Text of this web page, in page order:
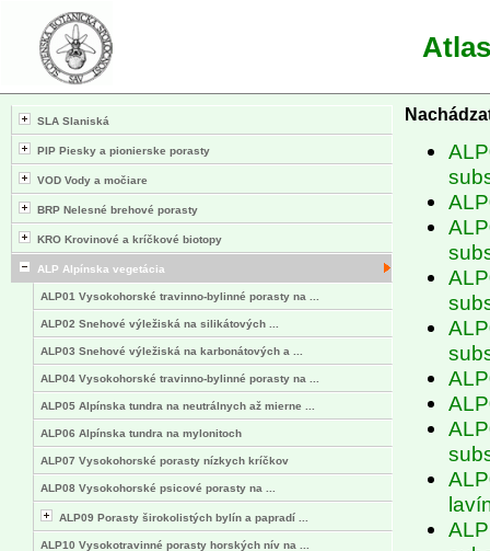
SLA Slaniská
PIP Piesky a pionierske porasty
VOD Vody a močiare
BRP Nelesné brehové porasty
KRO Krovinové a kríčkové biotopy
ALP Alpínska vegetácia
ALP01 Vysokohorské travinno-bylinné porasty na ...
ALP02 Snehové výležiská na silikátových ...
ALP03 Snehové výležiská na karbonátových a ...
ALP04 Vysokohorské travinno-bylinné porasty na ...
ALP05 Alpínska tundra na neutrálnych až mierne ...
ALP06 Alpínska tundra na mylonitoch
ALP07 Vysokohorské porasty nízkych kríčkov
ALP08 Vysokohorské psicové porasty na ...
ALP09 Porasty širokolistých bylín a papradí ...
ALP10 Vysokotravinné porasty horských nív na ...